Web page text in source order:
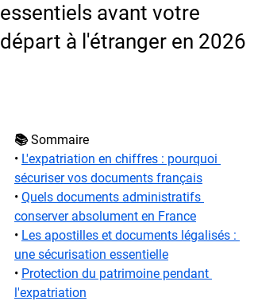
essentiels avant votre
départ à l'étranger en 2026
📚 Sommaire
• L'expatriation en chiffres : pourquoi
sécuriser vos documents français
• Quels documents administratifs
conserver absolument en France
• Les apostilles et documents légalisés :
une sécurisation essentielle
• Protection du patrimoine pendant
l'expatriation